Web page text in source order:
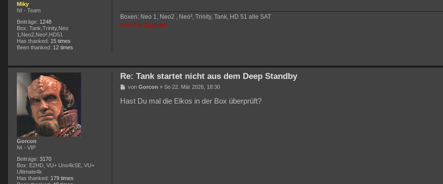
Miky
NI - Team
Beiträge: 1248
Box: Tank,Trinity,Neo
1,Neo2,Neo²,HD51
Has thanked: 15 times
Been thanked: 12 times
Boxen: Neo 1, Neo2 , Neo², Trinity, Tank, HD 51 alle SAT
Kein PN Support!
Gorcon
NI - VIP
Beiträge: 3170
Box: E2HD, VU+ Uno4kSE, VU+
Ultimate4k
Has thanked: 179 times
Re: Tank startet nicht aus dem Deep Standby
B
i
t
von Gorcon » So 22. Mär 2026, 18:30
Hast Du mal die Elkos in der Box überprüft?